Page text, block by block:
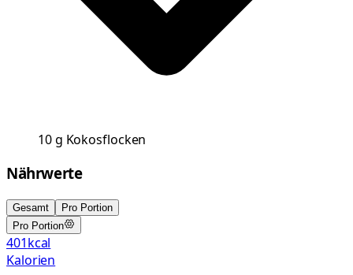
10g Kokosflocken
Nährwerte
Gesamt
Pro Portion
Pro Portion
401kcal
Kalorien